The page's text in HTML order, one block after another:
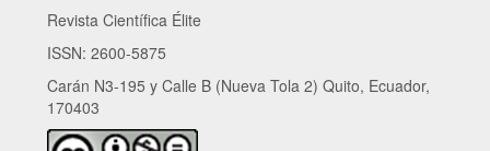
Revista Científica Élite
ISSN: 2600-5875
Carán N3-195 y Calle B (Nueva Tola 2) Quito, Ecuador,
170403